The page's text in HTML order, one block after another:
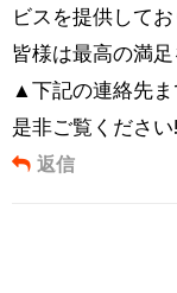
ビスを提供してお
皆様は最高の満
▲下記の連絡先ま
是非ご覧ください!
返信